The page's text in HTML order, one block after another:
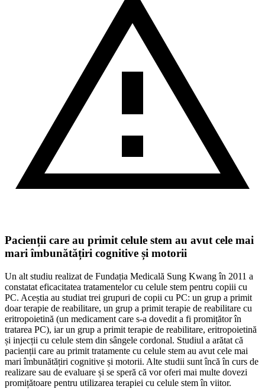
Pacienții care au primit celule stem au avut cele mai
mari îmbunătățiri cognitive și motorii
Un alt studiu realizat de Fundația Medicală Sung Kwang în 2011 a
constatat eficacitatea tratamentelor cu celule stem pentru copiii cu
PC. Aceștia au studiat trei grupuri de copii cu PC: un grup a primit
doar terapie de reabilitare, un grup a primit terapie de reabilitare cu
eritropoietină (un medicament care s-a dovedit a fi promițător în
tratarea PC), iar un grup a primit terapie de reabilitare, eritropoietină
și injecții cu celule stem din sângele cordonal. Studiul a arătat că
pacienții care au primit tratamente cu celule stem au avut cele mai
mari îmbunătățiri cognitive și motorii. Alte studii sunt încă în curs de
realizare sau de evaluare și se speră că vor oferi mai multe dovezi
promițătoare pentru utilizarea terapiei cu celule stem în viitor.